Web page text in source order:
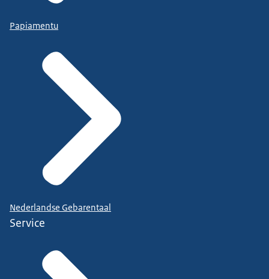
Papiamentu
Nederlandse Gebarentaal
Service